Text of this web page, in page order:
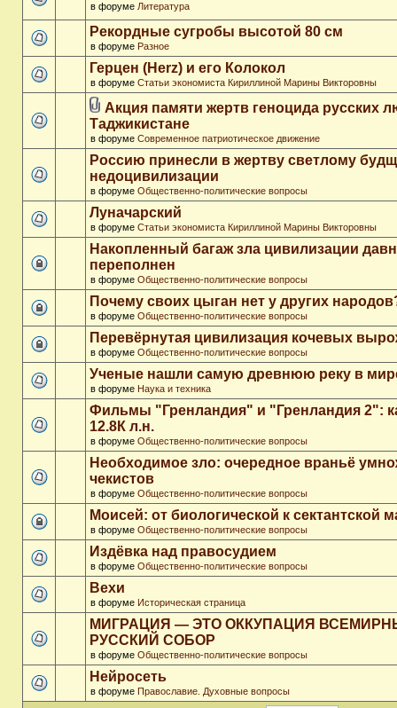
в форуме Литература
Рекордные сугробы высотой 80 см
в форуме Разное
Герцен (Herz) и его Колокол
в форуме Статьи экономиста Кириллиной Марины Викторовны
Акция памяти жертв геноцида русских
Таджикистане
в форуме Современное патриотическое движение
Россию принесли в жертву светлому
недоцивилизации
в форуме Общественно-политические вопросы
Луначарский
в форуме Статьи экономиста Кириллиной Марины Викторовны
Накопленный багаж зла цивилизации
переполнен
в форуме Общественно-политические вопросы
Почему своих цыган нет у других
в форуме Общественно-политические вопросы
Перевёрнутая цивилизация кочевых
в форуме Общественно-политические вопросы
Ученые нашли самую древнюю реку в
в форуме Наука и техника
Фильмы "Гренландия" и "Гренландия 2":
12.8К л.н.
в форуме Общественно-политические вопросы
Необходимое зло: очередное враньё
чекистов
в форуме Общественно-политические вопросы
Моисей: от биологической к сектантской
в форуме Общественно-политические вопросы
Издёвка над правосудием
в форуме Общественно-политические вопросы
Вехи
в форуме Историческая страница
МИГРАЦИЯ — ЭТО ОККУПАЦИЯ
РУССКИЙ СОБОР
в форуме Общественно-политические вопросы
Нейросеть
в форуме Православие. Духовные вопросы